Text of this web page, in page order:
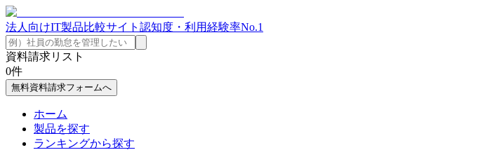
法人向けIT製品比較サイト 認知度・利用経験率No.1
資料請求リスト
0件
無料資料請求フォームへ
ホーム
製品を探す
ランキングから探す